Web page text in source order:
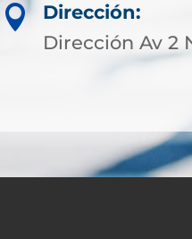

Dirección:
Dirección Av 2